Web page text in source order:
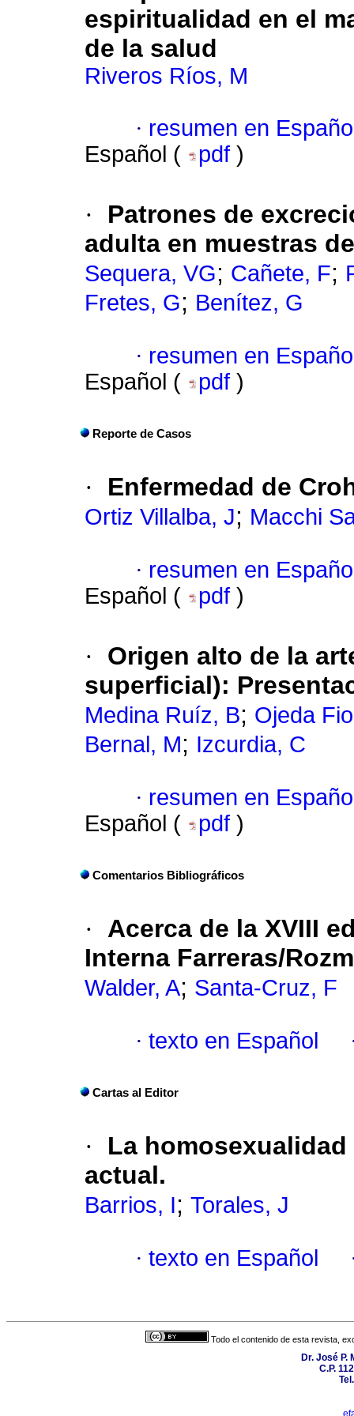
espiritualidad en el
de la salud
Riveros Ríos, M
· resumen en
Español (
pdf )
·
Patrones de
adulta en muestras
Sequera, VG; Cañete, F;
Fretes, G; Benítez, G
· resumen en
Español (
pdf )
Reporte de Casos
· Enfermedad de
Ortiz Villalba, J; Macchi
· resumen en
Español (
pdf )
·
Origen alto de la
superficial):
Medina Ruíz, B; Ojeda
Bernal, M; Izcurdia, C
· resumen en
Español (
pdf )
Comentarios Bibliográficos
·
Acerca de la XVIII
Interna Farreras/
Walder, A; Santa-Cruz, F
· texto en Español
Cartas al Editor
·
La
actual.
Barrios, I; Torales, J
· texto en Español
Todo el contenido de esta revista,
Dr. José P.
C.P.